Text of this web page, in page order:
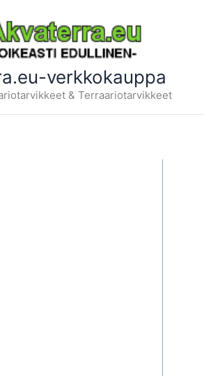
verkkokauppa
& Terraariotarvikkeet